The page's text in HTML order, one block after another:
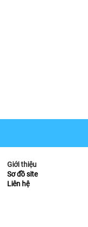
Giới thiệu
Sơ đồ site
Liên hệ